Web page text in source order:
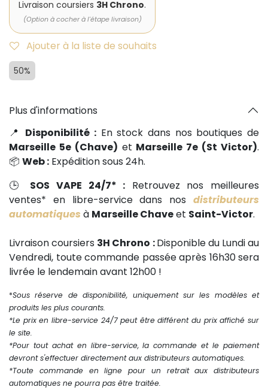
Livraison coursiers 3H Chrono.
(Option à cocher à l'étape livraison)
Ajouter à la liste de souhaits
50%
Plus d'informations
📍 Disponibilité : En stock dans nos boutiques de
Marseille 5e (Chave) et Marseille 7e (St Victor).
📦 Web : Expédition sous 24h.
🕒 SOS VAPE 24/7* : Retrouvez nos meilleures
ventes* en libre-service dans nos distributeurs
automatiques à Marseille Chaveet Saint-Victor.
Livraison coursiers 3H Chrono :Disponible du Lundi au
Vendredi, toute commande passée après 16h30 sera
livrée le lendemain avant 12h00 !
*Sous réserve de disponibilité, uniquement sur les modèles et
produits les plus courants.
*Le prix en libre-service 24/7 peut être différent du prix affiché sur
le site.
*Pour tout achat en libre-service, la commande et le paiement
devront s'effectuer directement aux distributeurs automatiques.
*Toute commande en ligne pour un retrait aux distributeurs
automatiques ne pourra pas être traitée.